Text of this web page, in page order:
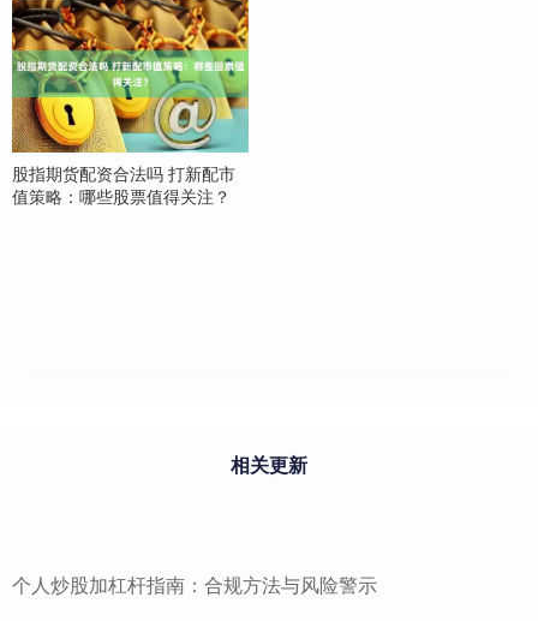
股指期货配资合法吗 打新配市
值策略：哪些股票值得关注？
相关更新
个人炒股加杠杆指南：合规方法与风险警示